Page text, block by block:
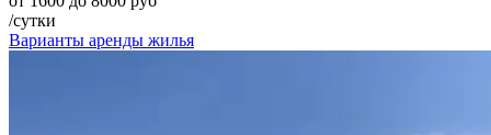
/сутки
Варианты аренды жилья